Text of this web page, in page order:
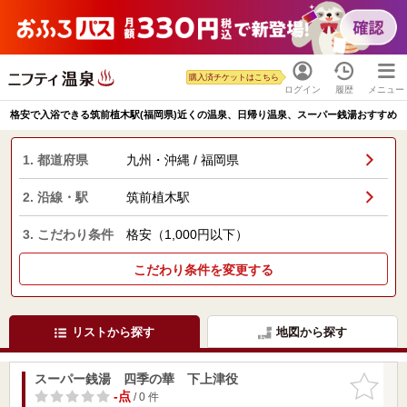
ログイン
購入済チケットはこちら
履歴 メニュー
格安で入浴できる筑前植木駅(福岡県)近くの温泉、日帰り温泉、スーパー銭湯おすすめ
1. 都道府県 九州・沖縄 / 福岡県
2. 沿線・駅 筑前植木駅
3. こだわり条件 格安（1,000円以下）
こだわり条件を変更する
リストから探す 地図から探す
お気に入
りに追加
スーパー銭湯 四季の華 下上津役
-点/ 0 件